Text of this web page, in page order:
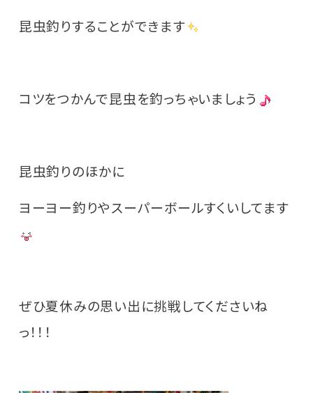
昆虫釣りすることができます
コツをつかんで昆虫を釣っちゃいましょう
昆虫釣りのほかに
ヨーヨー釣りやスーパーボールすくいしてます
ぜひ夏休みの思い出に挑戦してくださいね
っ！！！